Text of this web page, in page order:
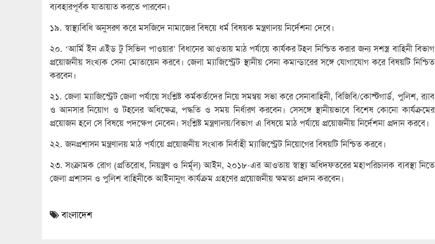
ব্যবহারপূর্বক যাতায়াত করতে পারবেন।
১৯. স্বাস্থ্যবিধি অনুসরণ করে মসজিদে নামাজের বিষয়ে ধর্ম বিষয়ক মন্ত্রণালয় নির্দেশনা দেবে।
২০. ‘আর্মি ইন এইড টু সিভিল পাওয়ার’ বিধানের আওতায় মাঠ পর্যায়ে কার্যকর টহল নিশ্চিত করার জন্য সশস্ত্র বাহিনী বিভাগ
প্রয়োজনীয় সংখ্যক সেনা মোতায়েন করবে। জেলা ম্যাজিস্ট্রেট স্থানীয় সেনা কমান্ডারের সঙ্গে যোগাযোগ করে বিষয়টি নিশ্চিত
করবেন।
২১. জেলা ম্যাজিস্ট্রেট জেলা পর্যায়ে সংশ্লিষ্ট কর্মকর্তাদের নিয়ে সমন্বয় সভা করে সেনাবাহিনী, বিজিবি/কোস্টগার্ড, পুলিশ, র‌্যাব
ও আনসার নিয়োগ ও টহলের অধিক্ষেত্র, পদ্ধতি ও সময় নির্ধারণ করবেন। সেসঙ্গে স্থানীয়ভাবে বিশেষ কোনো কার্যক্রমের
প্রয়োজন হলে সে বিষয়ে পদক্ষেপ নেবেন। সংশ্লিষ্ট মন্ত্রণালয়/বিভাগ এ বিষয়ে মাঠ পর্যায়ে প্রয়োজনীয় নির্দেশনা প্রদান করবে।
২২. জনপ্রশাসন মন্ত্রণালয় মাঠ পর্যায়ে প্রয়োজনীয় সংখাক নির্বাহী ম্যাজিস্ট্রেট নিয়োগের বিষয়টি নিশ্চিত করবে।
২৩. সংক্রামক রোগ (প্রতিরোধ, নিয়ন্ত্রণ ও নির্মূল) আইন, ২০১৮-এর আওতায় স্বাস্থ্য অধিদফতরের মহাপরিচালক ব্যবস্থা নিতে
জেলা প্রশাসন ও পুলিশ বাহিনীকে আইনানুগ কার্যক্রম গ্রহণের প্রয়োজনীয় ক্ষমতা প্রদান করবেন।
বাংলাদেশ